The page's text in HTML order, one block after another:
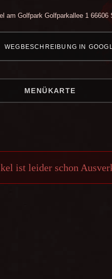
am Golfpark Golfparkallee 1 66606
WEGBESCHREIBUNG IN
MENÜKARTE
ist leider schon